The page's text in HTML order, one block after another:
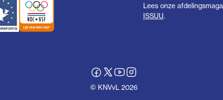
Lees onze
ISSUU.
© KNVvL 2026